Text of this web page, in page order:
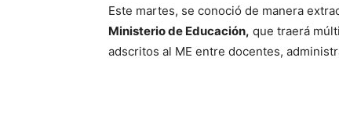
Este martes, se conoció de manera
Ministerio de Educación, que traerá
adscritos al ME entre docentes,